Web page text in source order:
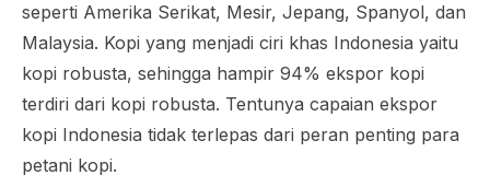
seperti Amerika Serikat, Mesir, Jepang, Spanyol, dan
Malaysia. Kopi yang menjadi ciri khas Indonesia yaitu
kopi robusta, sehingga hampir 94% ekspor kopi
terdiri dari kopi robusta. Tentunya capaian ekspor
kopi Indonesia tidak terlepas dari peran penting para
petani kopi.